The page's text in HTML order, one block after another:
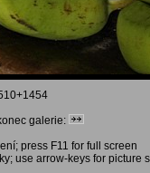
galerie:
press F11 for full screen
use arrow-keys for picture